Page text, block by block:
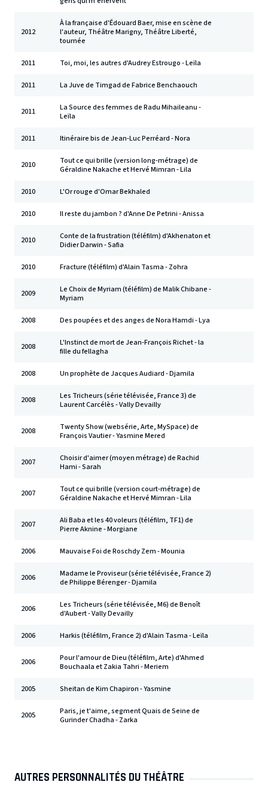
2012
À la française d'Édouard Baer, mise en scène de
l'auteur, Théâtre Marigny, Théâtre Liberté,
tournée
2011 Toi, moi, les autres d'Audrey Estrougo - Leïla
2011 La Juve de Timgad de Fabrice Benchaouch
2011
La Source des femmes de Radu Mihaileanu -
Leïla
2011 Itinéraire bis de Jean-Luc Perréard - Nora
2010
Tout ce qui brille (version long-métrage) de
Géraldine Nakache et Hervé Mimran - Lila
2010 L'Or rouge d'Omar Bekhaled
2010 Il reste du jambon ? d'Anne De Petrini - Anissa
2010
Conte de la frustration (téléfilm) d'Akhenaton et
Didier Darwin - Safia
2010 Fracture (téléfilm) d'Alain Tasma - Zohra
2009
Le Choix de Myriam (téléfilm) de Malik Chibane -
Myriam
2008 Des poupées et des anges de Nora Hamdi - Lya
2008
L'Instinct de mort de Jean-François Richet - la
fille du fellagha
2008 Un prophète de Jacques Audiard - Djamila
2008
Les Tricheurs (série télévisée, France 3) de
Laurent Carcélès - Vally Devailly
2008
Twenty Show (websérie, Arte, MySpace) de
François Vautier - Yasmine Mered
2007
Choisir d'aimer (moyen métrage) de Rachid
Hami - Sarah
2007
Tout ce qui brille (version court-métrage) de
Géraldine Nakache et Hervé Mimran - Lila
2007
Ali Baba et les 40 voleurs (téléfilm, TF1) de
Pierre Aknine - Morgiane
2006 Mauvaise Foi de Roschdy Zem - Mounia
2006
Madame le Proviseur (série télévisée, France 2)
de Philippe Bérenger - Djamila
2006
Les Tricheurs (série télévisée, M6) de Benoît
d'Aubert - Vally Devailly
2006 Harkis (téléfilm, France 2) d'Alain Tasma - Leïla
2006
Pour l'amour de Dieu (téléfilm, Arte) d'Ahmed
Bouchaala et Zakia Tahri - Meriem
2005 Sheitan de Kim Chapiron - Yasmine
2005
Paris, je t'aime, segment Quais de Seine de
Gurinder Chadha - Zarka
AUTRES PERSONNALITÉS DU THÉÂTRE